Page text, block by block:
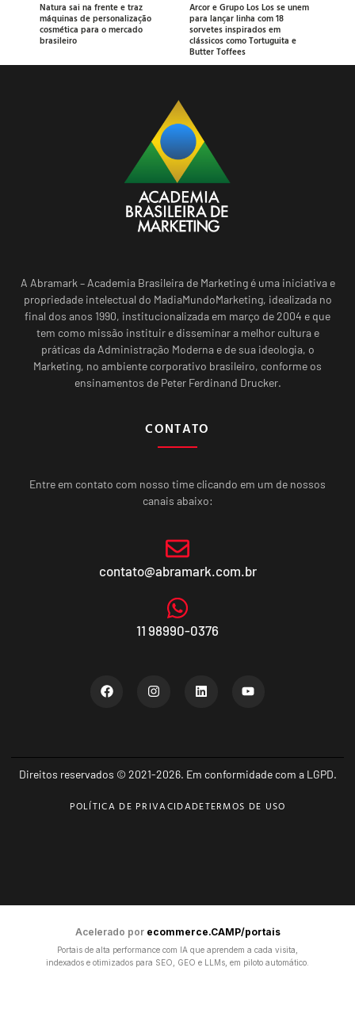
Natura sai na frente e traz
máquinas de personalização
cosmética para o mercado
brasileiro
Arcor e Grupo Los Los se unem
para lançar linha com 18
sorvetes inspirados em
clássicos como Tortuguita e
Butter Toffees
A Abramark – Academia Brasileira de Marketing é uma iniciativa e
propriedade intelectual do MadiaMundoMarketing, idealizada no
final dos anos 1990, institucionalizada em março de 2004 e que
tem como missão instituir e disseminar a melhor cultura e
práticas da Administração Moderna e de sua ideologia, o
Marketing, no ambiente corporativo brasileiro, conforme os
ensinamentos de Peter Ferdinand Drucker.
CONTATO
Entre em contato com nosso time clicando em um de nossos
canais abaixo:
contato@abramark.com.br
11 98990-0376
Direitos reservados © 2021-2026. Em conformidade com a LGPD.
POLÍTICA DE PRIVACIDADETERMOS DE USO
Acelerado por ecommerce.CAMP/portais
Portais de alta performance com IA que aprendem a cada visita,
indexados e otimizados para SEO, GEO e LLMs, em piloto automático.